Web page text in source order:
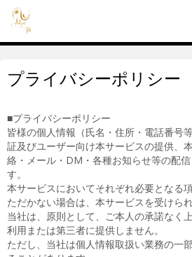
プライバシーポリシー
■プライバシーポリシー
皆様の個人情報（氏名・住所・電話番号
証及びユーザー向け本サービスの提供、
絡・メール・DM・各種お知らせ等の配
す。
本サービスにおいてそれぞれ必要となる
ただかない場合は、本サービスを受けら
当社は、原則として、ご本人の承諾なく
利用または第三者に提供しません。
ただし、当社は個人情報取扱い業務の一